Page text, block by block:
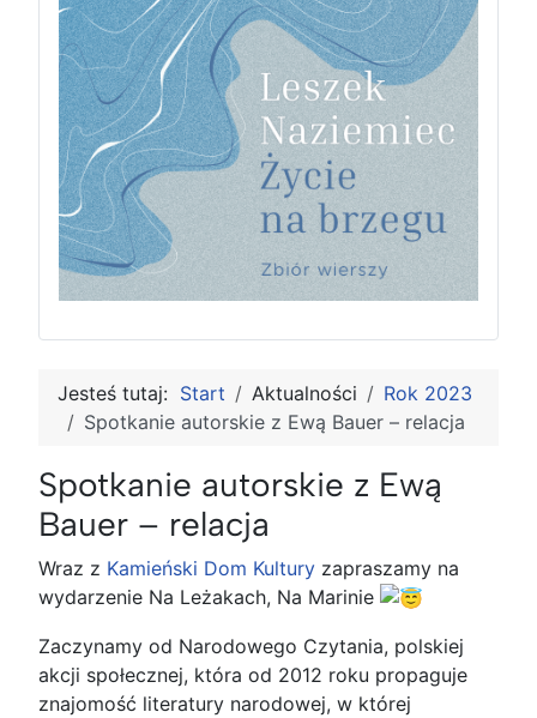
Jesteś tutaj: Start Aktualności
Rok 2023
Spotkanie autorskie z Ewą Bauer – relacja
Spotkanie autorskie z Ewą
Bauer – relacja
Wraz z Kamieński Dom Kultury zapraszamy na
wydarzenie Na Leżakach, Na Marinie
Zaczynamy od Narodowego Czytania, polskiej
akcji społecznej, która od 2012 roku propaguje
znajomość literatury narodowej, w której